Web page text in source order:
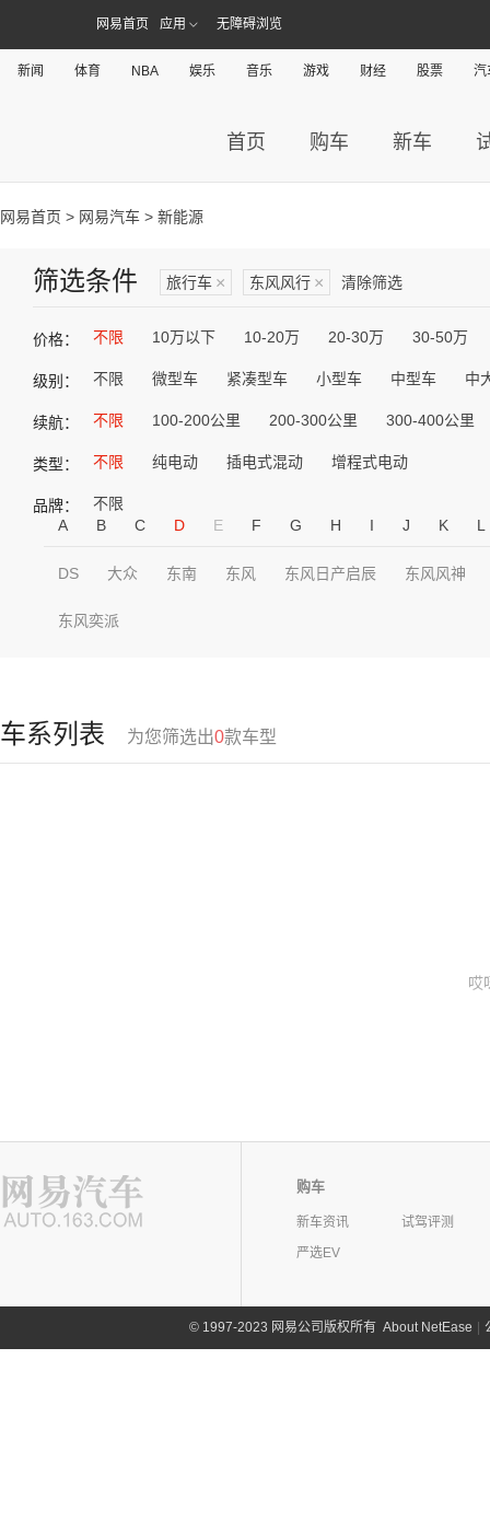
网易首页 应用 无障碍浏览
新闻 体育 NBA 娱乐 音乐 游戏 财经 股票 汽
首页 购车 新车
网易首页 > 网易汽车 > 新能源
筛选条件 旅行车 × 东风风行 × 清除筛选
价格： 不限 10万以下 10-20万 20-30万 30-50万
级别： 不限 微型车 紧凑型车 小型车 中型车 中
续航： 不限 100-200公里 200-300公里 300-400公里
类型： 不限 纯电动 插电式混动 增程式电动
品牌：
不限
A
B C D E F G H I J K L
DS 大众 东南 东风 东风日产启辰 东风风神
东风奕派
车系列表 为您筛选出0款车型
哎
购车
新车资讯
试驾评测
严选EV
©1997-2023 网易公司版权所有 About NetEase